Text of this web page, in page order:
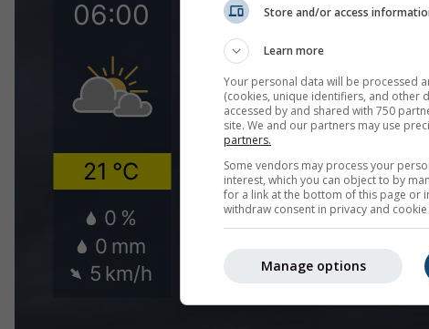
Store and/or access
Learn more
Your personal data will be processed
(cookies, unique identifiers, and other
accessed by and shared with 750
site. We and our partners may use
partners.
Some vendors may process your
interest, which you can object to by
for a link at the bottom of this page or
withdraw consent in privacy and cookie
Manage options